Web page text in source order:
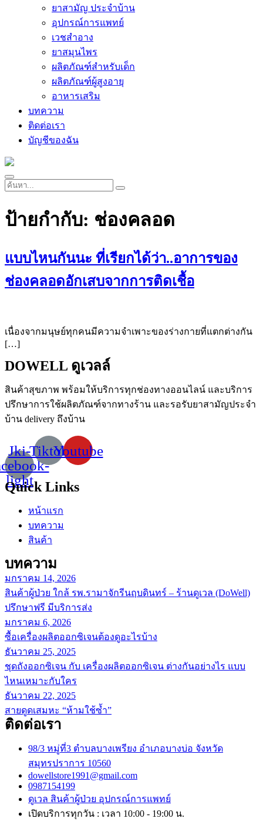
ยาสามัญ ประจำบ้าน
อุปกรณ์การแพทย์
เวชสำอาง
ยาสมุนไพร
ผลิตภัณฑ์สำหรับเด็ก
ผลิตภัณฑ์ผู้สูงอายุ
อาหารเสริม
บทความ
ติดต่อเรา
บัญชีของฉัน
ป้ายกำกับ: ช่องคลอด
แบบไหนกันนะ ที่เรียกได้ว่า..อาการของ
ช่องคลอดอักเสบจากการติดเชื้อ
เนื่องจากมนุษย์ทุกคนมีความจำเพาะของร่างกายที่แตกต่างกัน
[…]
DOWELL ดูเวลล์
สินค้าสุขภาพ พร้อมให้บริการทุกช่องทางออนไลน์ และบริการ
ปรึกษาการใช้ผลิตภัณฑ์จากทางร้าน และรอรับยาสามัญประจำ
บ้าน delivery ถึงบ้าน
Jki-
light
TiktokYoutube
Quick Links
หน้าแรก
บทความ
สินค้า
บทความ
มกราคม 14, 2026
สินค้าผู้ป่วย ใกล้ รพ.รามาจักรีนฤบดินทร์ – ร้านดูเวล (DoWell)
ปรึกษาฟรี มีบริการส่ง
มกราคม 6, 2026
ซื้อเครื่องผลิตออกซิเจนต้องดูอะไรบ้าง
ธันวาคม 25, 2025
ชุดถังออกซิเจน กับ เครื่องผลิตออกซิเจน ต่างกันอย่างไร แบบ
ไหนเหมาะกับใคร
ธันวาคม 22, 2025
สายดูดเสมหะ “ห้ามใช้ซ้ำ”
ติดต่อเรา
98/3 หมู่ที่3 ตำบลบางเพรียง อำเภอบางบ่อ จังหวัด
สมุทรปราการ 10560
dowellstore1991@gmail.com
0987154199
ดูเวล สินค้าผู้ป่วย อุปกรณ์การแพทย์
เปิดบริการทุกวัน : เวลา 10:00 - 19:00 น.